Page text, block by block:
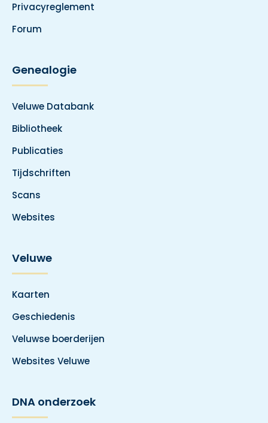
Privacyreglement
Forum
Genealogie
Veluwe Databank
Bibliotheek
Publicaties
Tijdschriften
Scans
Websites
Veluwe
Kaarten
Geschiedenis
Veluwse boerderijen
Websites Veluwe
DNA onderzoek